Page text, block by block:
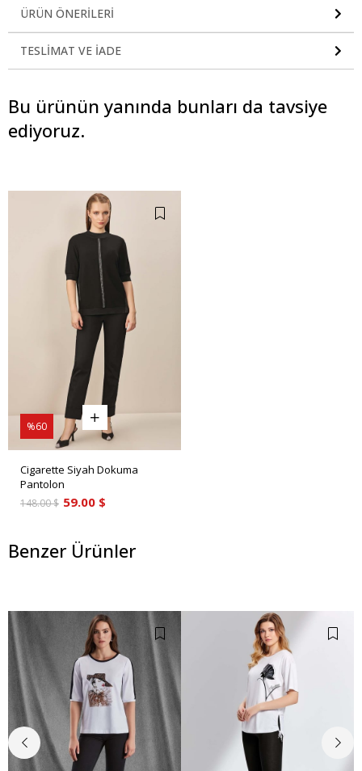
ÜRÜN ÖNERILERI
TESLIMAT VE İADE
Bu ürünün yanında bunları da tavsiye
ediyoruz.
Cigarette Siyah Dokuma
Pantolon
59.00 $
148.00 $
%60
Benzer Ürünler